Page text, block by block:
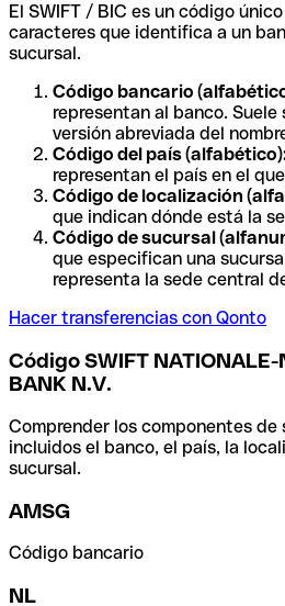
El SWIFT / BIC es un código
caracteres que identifica a un
sucursal.
Código bancario
representan al banco. Suele
versión abreviada del
Código del país
representan el país en el
Código de localización
que indican dónde está la
Código de sucursal
que especifican una
representa la sede central
Hacer transferencias con Qonto
Código SWIFT NATIONALE-
BANK N.V.
Comprender los componentes
incluidos el banco, el país, la
sucursal.
AMSG
Código bancario
NL